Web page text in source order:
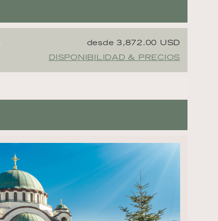
desde 3,872.00 USD
DISPONIBILIDAD & PRECIOS